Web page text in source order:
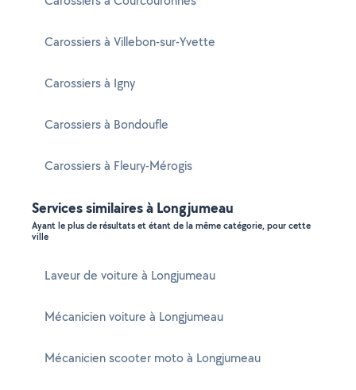
Carossiers à Villebon-sur-Yvette
Carossiers à Igny
Carossiers à Bondoufle
Carossiers à Fleury-Mérogis
Services similaires à Longjumeau
Ayant le plus de résultats et étant de la même catégorie, pour cette
ville
Laveur de voiture à Longjumeau
Mécanicien voiture à Longjumeau
Mécanicien scooter moto à Longjumeau